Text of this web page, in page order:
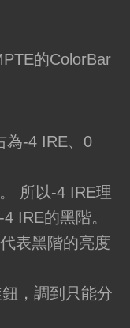
的ColorBar
為-4 IRE、0
所以-4 IRE理
IRE的黑階。
表黑階的亮度
，調到只能分